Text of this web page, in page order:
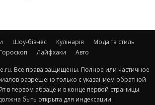
Шоу-бізнес Кулінарія
Мода та стиль
Гороскоп
Лайфхаки Авто
Все права защищены. Полное или частичное
разрешено только с указанием обратной
в первом абзаце и в конце первой страницы.
быть открыта для индексации.